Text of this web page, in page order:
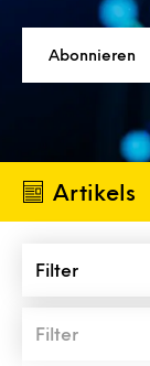
Abonnieren
Artikels
Filter
Filter